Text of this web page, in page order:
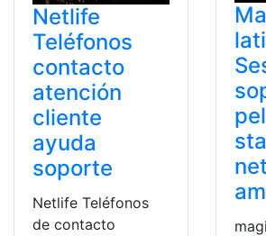
Netlife
Teléfonos
contacto
atención
cliente
ayuda
soporte
Netlife Teléfonos
de contacto